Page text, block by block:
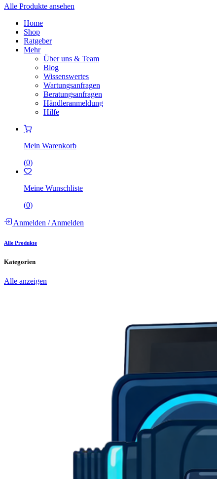
Alle Produkte ansehen
Home
Shop
Ratgeber
Mehr
Über uns & Team
Blog
Wissenswertes
Wartungsanfragen
Beratungsanfragen
Händleranmeldung
Hilfe
Mein Warenkorb
(0)
Meine Wunschliste
(0)
Anmelden /Anmelden
Alle Produkte
Kategorien
Alle anzeigen